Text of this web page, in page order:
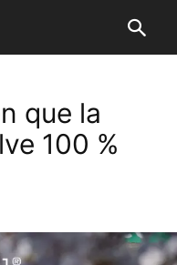
que la
100 %